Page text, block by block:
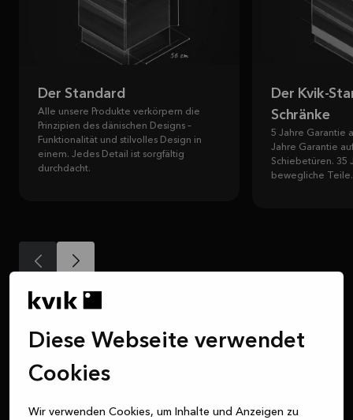
Diese Webseite verwendet
Cookies
Wir verwenden Cookies, um Inhalte und Anzeigen zu
Der Standard
Alle unsere Produkte verkörpern die
Prinzipien des dänischen Designs –
Funktionalität und stilvolles Design in
einem. Jedes Detail ist sorgfältig
durchdacht.
Der Kvik-
Schränke
5 Jahre Garantie
Jahre Garantie
Schiebetüren. 35
bewegliche Teile.
Angebot